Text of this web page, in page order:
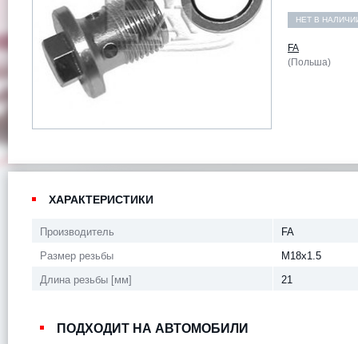
НЕТ В
FA
(Польша)
ХАРАКТЕРИСТИКИ
Производитель
FA
Размер резьбы
M18x1.5
Длина резьбы [мм]
21
ПОДХОДИТ НА АВТОМОБИЛИ